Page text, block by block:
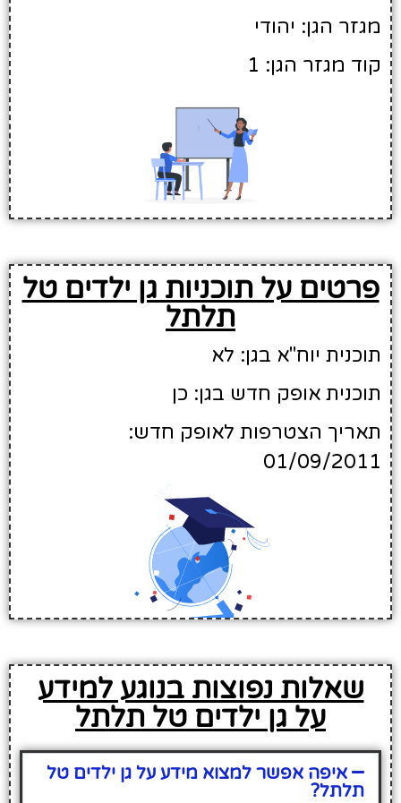
מגזר הגן: יהודי
קוד מגזר הגן: 1
פרטים על תוכניות גן ילדים טל
תלתל
תוכנית יוח"א בגן: לא
תוכנית אופק חדש בגן: כן
תאריך הצטרפות לאופק חדש:
01/09/2011
שאלות נפוצות בנוגע למידע
על גן ילדים טל תלתל
איפה אפשר למצוא מידע על גן ילדים טל
תלתל?